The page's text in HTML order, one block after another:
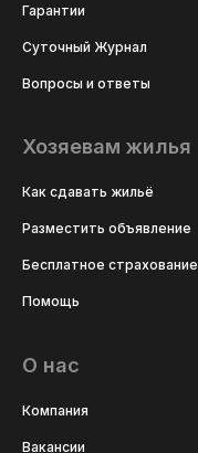
Гарантии
Суточный Журнал
Вопросы и ответы
Хозяевам жилья
Как сдавать жильё
Разместить объявление
Бесплатное страхование
Помощь
О нас
Компания
Вакансии